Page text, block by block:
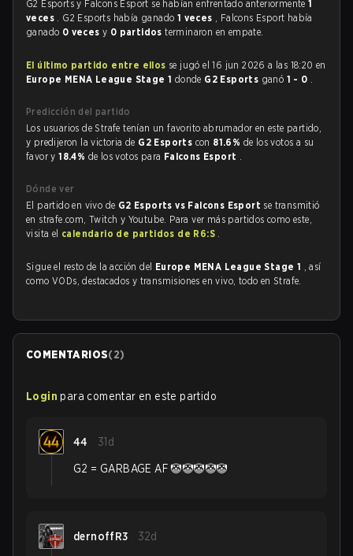
G2 Esports y Falcons Esport se habían enfrentado anteriormente1
veces . G2 Esports había ganado 1 veces , Falcons Esport había
ganado 0 vecesy 0 partidosterminaron en empate.
El último partido entre ellos se jugó el 16 jun 2026 a las 18:20 en
Europe MENA League Stage 1 donde G2 Esports ganó 1 - 0 .
Predicción del partido
Los usuarios de Strafe tenían un favorito abrumador en este partido,
y predijeron la victoria de G2 Esports con 81.6% de los votos a su
favor y18.4% de los votos para Falcons Esport .
Dónde ver
El partido en vivo de G2 Esports vs Falcons Esport se transmitió
en strafe.com, Twitch y Youtube. Para ver más partidos como este,
visita el calendario de partidos de R6:S .
Sigue el resto de la acción del Europe MENA League Stage 1 , así
como VODs, destacados y transmisiones en vivo, todo en Strafe.
COMENTARIOS(2)
Login para comentar en este partido
44 31d
G2 = GARBAGE AF 🤡🤡🤡🤡🤡
dernoffR3 32d